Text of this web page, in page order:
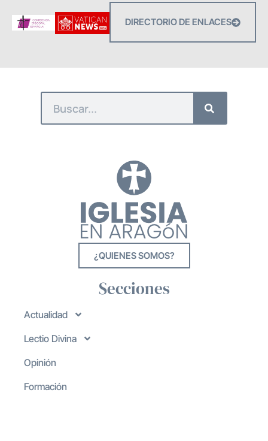
DIRECTORIO DE ENLACES
¿QUIENES SOMOS?
Secciones
Actualidad
Lectio Divina
Opinión
Formación